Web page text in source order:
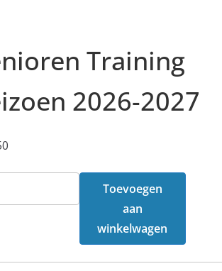
Training
2026-2027
Toevoegen
aan
winkelwagen